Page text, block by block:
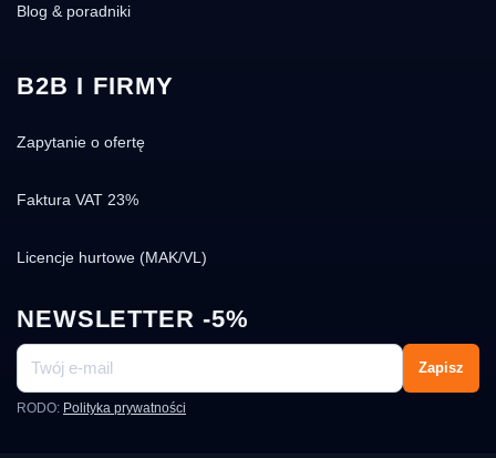
Blog & poradniki
B2B I FIRMY
Zapytanie o ofertę
Faktura VAT 23%
Licencje hurtowe (MAK/VL)
NEWSLETTER -5%
Zapisz
RODO: Polityka prywatności